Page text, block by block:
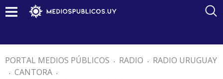
PORTAL MEDIOS PÚBLICOS . RADIO . RADIO URUGUAY
. CANTORA .